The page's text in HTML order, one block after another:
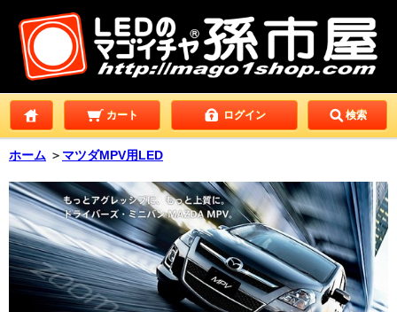
カート ログイン 検索
ホーム ＞ マツダMPV用LED